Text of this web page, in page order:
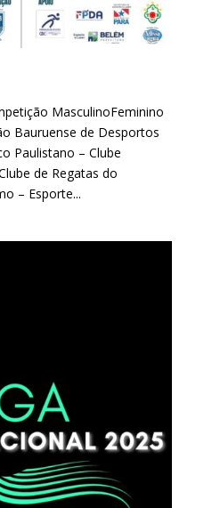
MasculinoFeminino
Bauruense de Desportos
Paulistano – Clube
de Regatas do
– Esporte...